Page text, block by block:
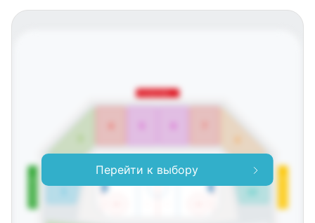
Перейти к выбору